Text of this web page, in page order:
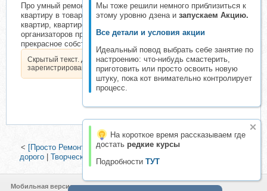
Мы тоже решили немного приблизиться к
этому уровню дзена и запускаем Акцию.
Все детали и условия акции
Идеальный повод выбрать себе занятие по
настроению: что-нибудь смастерить,
приготовить или просто освоить новую
штуку, пока кот внимательно контролирует
процесс.
На короткое время рассказываем где
достать редкие курсы
Подробности ТУТ
Про умный ремонт - как минимальными средствами привести
квартиру в товарный вид. Руководство для собственников
квартир, квартиросъемщиков, риэлторов, инвесторов,
организаторов пространства и просто любителей делать
прекрасное собственными руками!
Скрытый текст. Доступен только
зарегистрированным пользователям.
< [Просто Ремонт] Ошибки ремонта которые могут вам стоить
дорого| Творческий ремонт своими руками (Диана Лакшман)
Мобильная версия